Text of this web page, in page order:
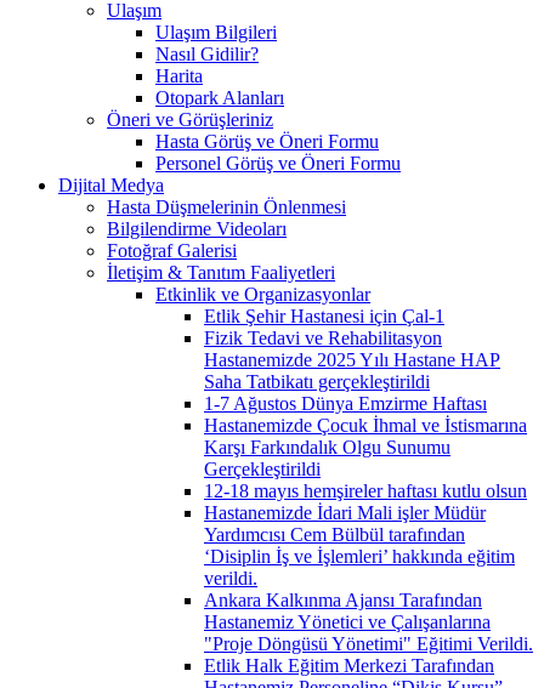
Ulaşım
Ulaşım Bilgileri
Nasıl Gidilir?
Harita
Otopark Alanları
Öneri ve Görüşleriniz
Hasta Görüş ve Öneri Formu
Personel Görüş ve Öneri Formu
Dijital Medya
Hasta Düşmelerinin Önlenmesi
Bilgilendirme Videoları
Fotoğraf Galerisi
İletişim & Tanıtım Faaliyetleri
Etkinlik ve Organizasyonlar
Etlik Şehir Hastanesi için Çal-1
Fizik Tedavi ve Rehabilitasyon
Hastanemizde 2025 Yılı Hastane HAP
Saha Tatbikatı gerçekleştirildi
1-7 Ağustos Dünya Emzirme Haftası
Hastanemizde Çocuk İhmal ve İstismarına
Karşı Farkındalık Olgu Sunumu
Gerçekleştirildi
12-18 mayıs hemşireler haftası kutlu olsun
Hastanemizde İdari Mali işler Müdür
Yardımcısı Cem Bülbül tarafından
‘Disiplin İş ve İşlemleri’ hakkında eğitim
verildi.
Ankara Kalkınma Ajansı Tarafından
Hastanemiz Yönetici ve Çalışanlarına
"Proje Döngüsü Yönetimi" Eğitimi Verildi.
Etlik Halk Eğitim Merkezi Tarafından